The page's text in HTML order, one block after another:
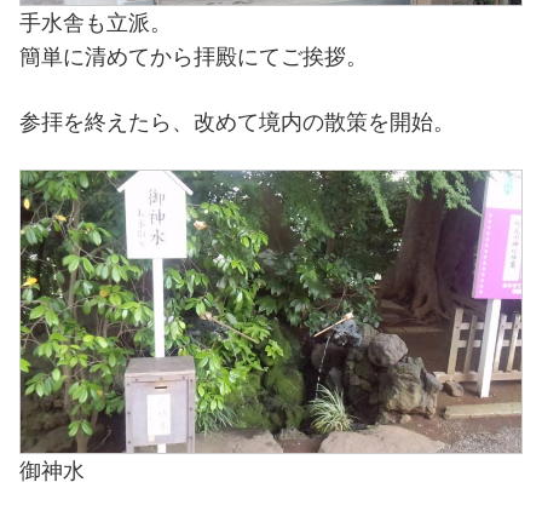
手水舎も立派。
簡単に清めてから拝殿にてご挨拶。
参拝を終えたら、改めて境内の散策を開始。
御神水